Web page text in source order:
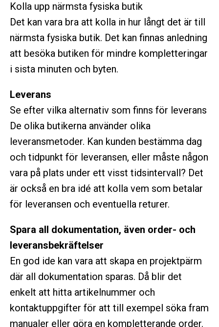
Kolla upp närmsta fysiska butik
Det kan vara bra att kolla in hur långt det är till
närmsta fysiska butik. Det kan finnas anledning
att besöka butiken för mindre kompletteringar
i sista minuten och byten.
Leverans
Se efter vilka alternativ som finns för leverans
De olika butikerna använder olika
leveransmetoder. Kan kunden bestämma dag
och tidpunkt för leveransen, eller måste någon
vara på plats under ett visst tidsintervall? Det
är också en bra idé att kolla vem som betalar
för leveransen och eventuella returer.
Spara all dokumentation, även order- och
leveransbekräftelser
En god ide kan vara att skapa en projektpärm
där all dokumentation sparas. Då blir det
enkelt att hitta artikelnummer och
kontaktuppgifter för att till exempel söka fram
manualer eller göra en kompletterande order.